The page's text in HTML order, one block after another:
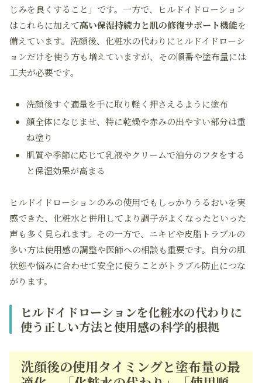
じみを良くすること」です。一方で、ヒルドイドローション
はこれらに加えて高い保湿持続力と肌の修復サポート機能を
備えています。洗顔後、化粧水の代わりにヒルドイドローシ
ョンだけを使う方も増えていますが、その順番や塗布量には
工夫が必要です。
洗顔後すぐ適量を手に取り軽く押さえるように塗布
顔全体になじませ、特に乾燥や赤みの出やすい部分は重
ね塗り
肌質や季節に応じて乳液やクリームで油分のフタをする
と保湿効果が高まる
ヒルドイドローションのみの使用でもしっかりうるおいを実
感できた、化粧水と併用してより調子がよくなったといった
声も多く見られます。その一方で、ニキビや皮脂トラブルの
多い方は使用感の調整や医師への相談も重要です。自分の肌
状態や悩みに合わせて安全に使うことがトラブル防止につな
がります。
ヒルドイドローションを化粧水の代わりに
使う正しい方法と使用感の科学的根拠
洗顔後の使用タイミングと塗布量の最